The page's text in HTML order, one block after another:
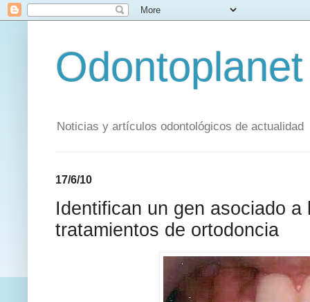
Odontoplanet
Noticias y artículos odontológicos de actualidad
17/6/10
Identifican un gen asociado a
tratamientos de ortodoncia